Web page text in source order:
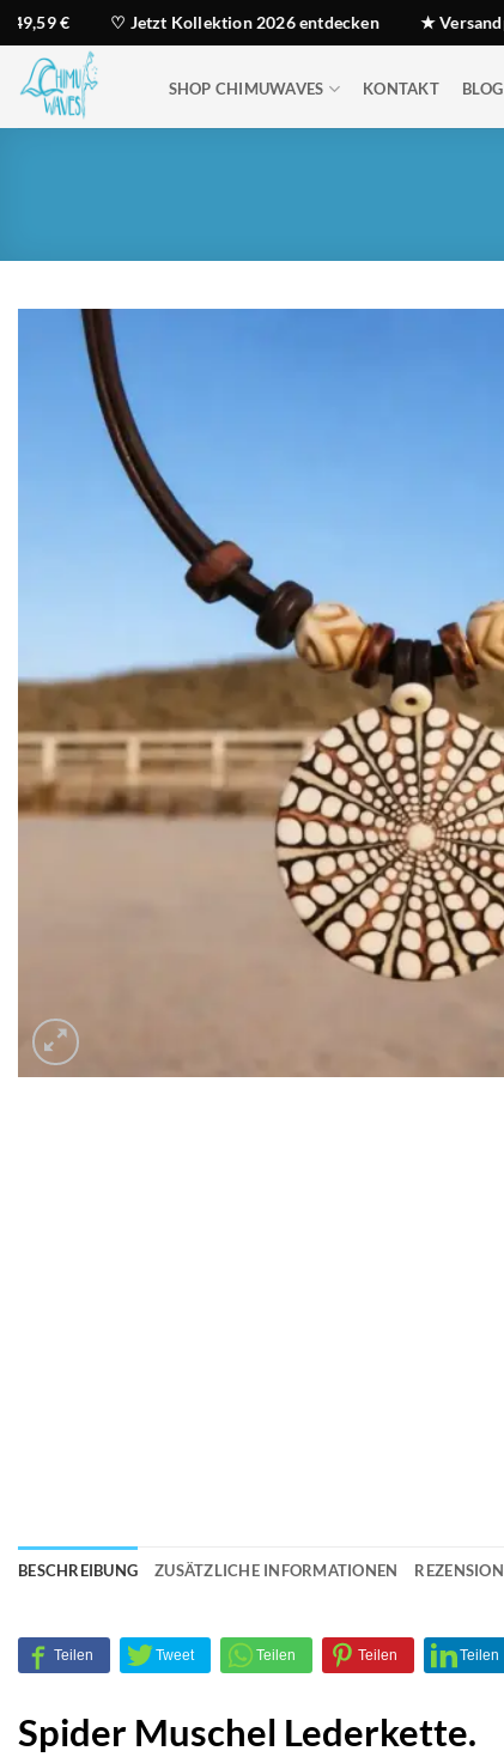
Zum
Inhalt
springen
€ ♡ Jetzt Kollektion 2026 entdecken ★ Versandpause:
SHOP CHIMUWAVES KONTAKT BLOG
BESCHREIBUNG ZUSÄTZLICHE INFORMATIONEN
Spider Muschel Lederkette.